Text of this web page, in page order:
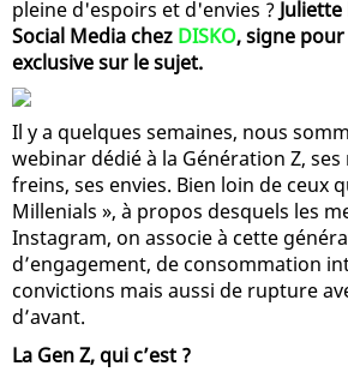
pleine d'espoirs et d'envies ?
Social Media chez DISKO, signe
exclusive sur le sujet.
Il y a quelques semaines, nous
webinar dédié à la Génération Z,
freins, ses envies. Bien loin de ceux
Millenials », à propos desquels les
Instagram, on associe à cette
d’engagement, de consommation
convictions mais aussi de rupture
d’avant.
La Gen Z, qui c’est ?